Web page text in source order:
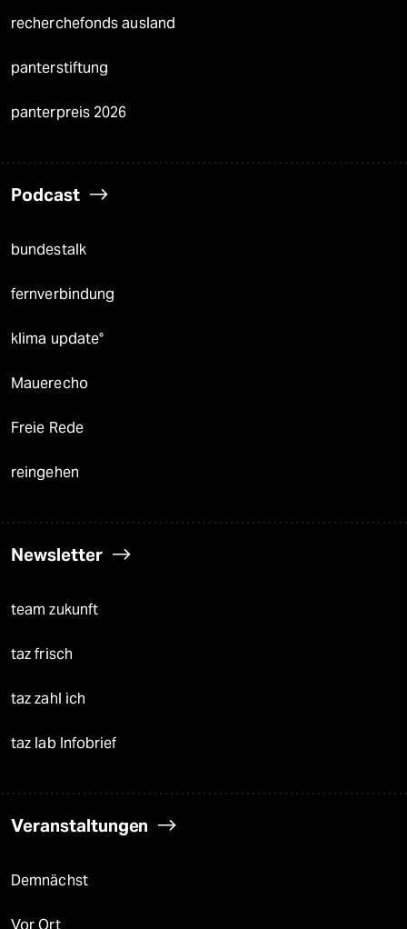
recherchefonds ausland
panterstiftung
panterpreis 2026
Podcast
bundestalk
fernverbindung
klima update°
Mauerecho
Freie Rede
reingehen
Newsletter
team zukunft
taz frisch
taz zahl ich
taz lab Infobrief
Veranstaltungen
Demnächst
Vor Ort